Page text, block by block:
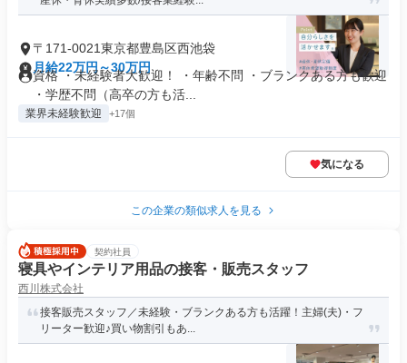
〒171-0021東京都豊島区西池袋
月給22万円～30万円
資格 ・未経験者大歓迎！ ・年齢不問 ・ブランクある方も歓迎
・学歴不問（高卒の方も活...
業界未経験歓迎 +17個
気になる
この企業の類似求人を見る
契約社員
寝具やインテリア用品の接客・販売スタッフ
西川株式会社
接客販売スタッフ／未経験・ブランクある方も活躍！主婦(夫)・フ
リーター歓迎♪買い物割引もあ...